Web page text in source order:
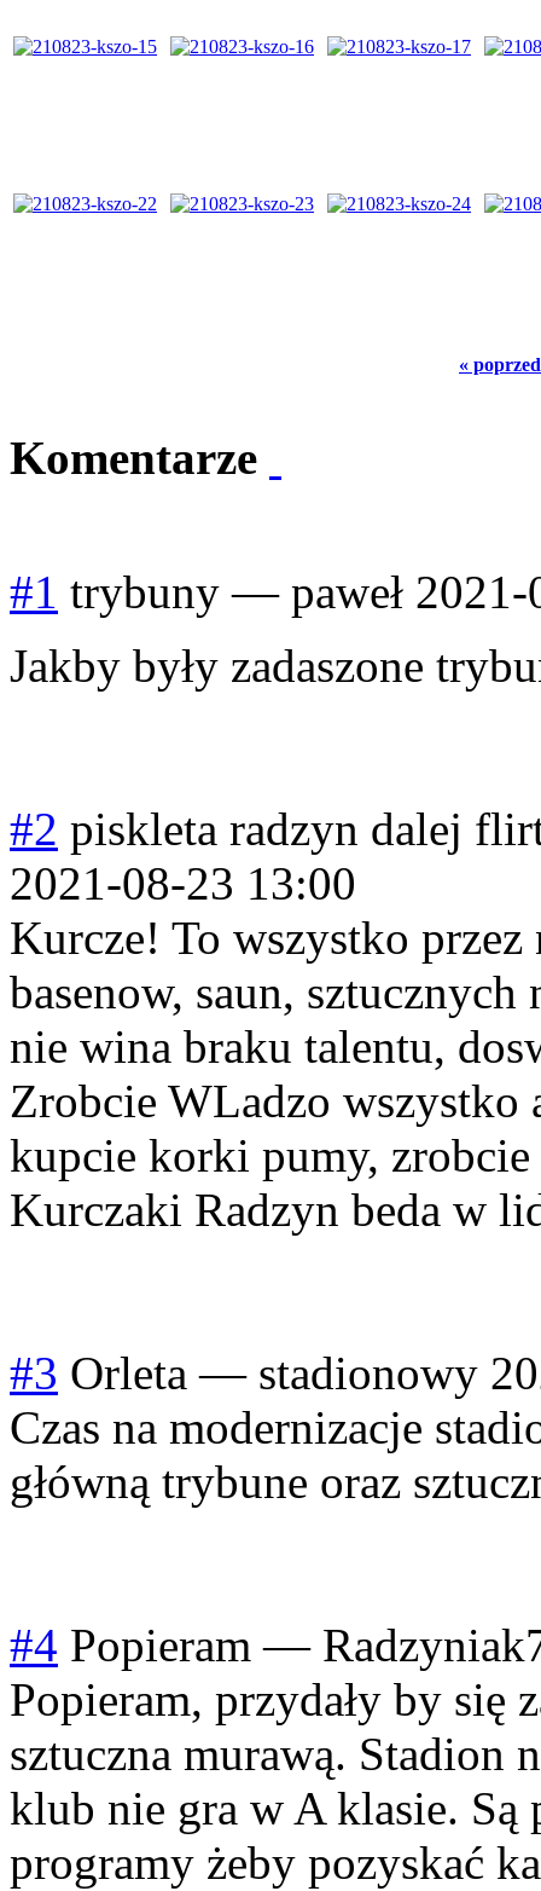
«
Komentarze
#1 trybuny — paweł 2021-
Jakby były zadaszone
#2 piskleta radzyn dalej
2021-08-23 13:00
Kurcze! To wszystko
basenow, saun,
nie wina braku talentu,
Zrobcie WLadzo wszystko
kupcie korki pumy, zrobcie
Kurczaki Radzyn beda w
#3 Orleta — stadionowy
Czas na modernizacje
główną trybune oraz
#4 Popieram —
Popieram, przydały by się
sztuczna murawą. Stadion
klub nie gra w A klasie. Są
programy żeby pozyskać